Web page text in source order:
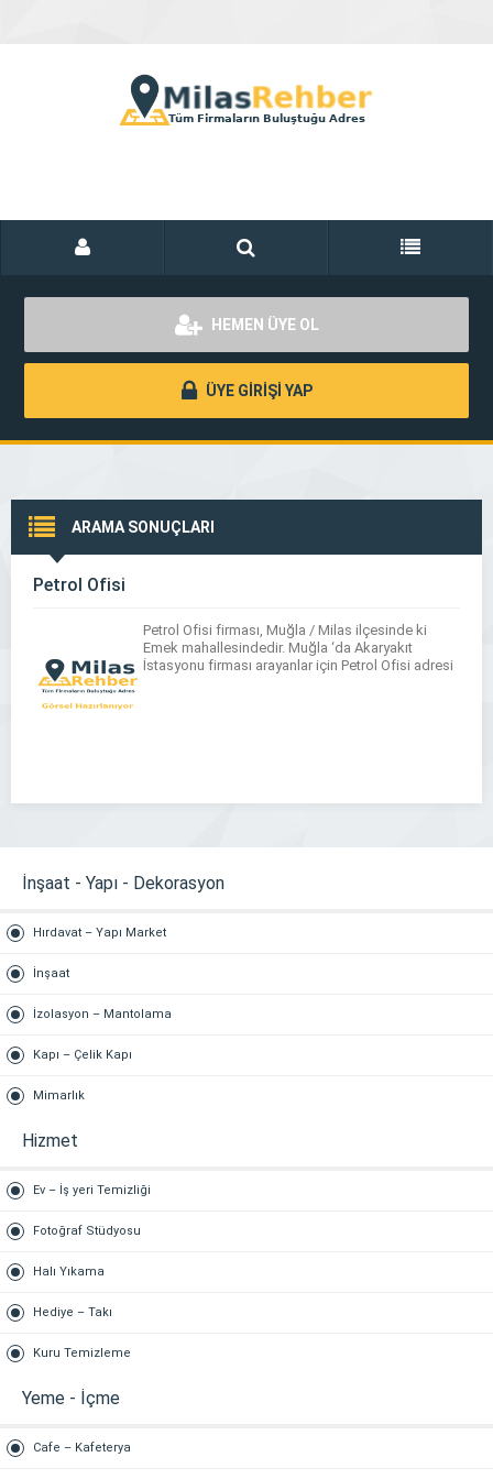
HEMEN ÜYE OL
ÜYE GİRİŞİ YAP
ARAMA SONUÇLARI
Petrol Ofisi
Petrol Ofisi firması, Muğla / Milas ilçesinde ki
Emek mahallesindedir. Muğla ‘da Akaryakıt
İstasyonu firması arayanlar için Petrol Ofisi adresi
İnşaat - Yapı - Dekorasyon
Hırdavat – Yapı Market
İnşaat
İzolasyon – Mantolama
Kapı – Çelik Kapı
Mimarlık
Hizmet
Ev – İş yeri Temizliği
Fotoğraf Stüdyosu
Halı Yıkama
Hediye – Takı
Kuru Temizleme
Yeme - İçme
Cafe – Kafeterya